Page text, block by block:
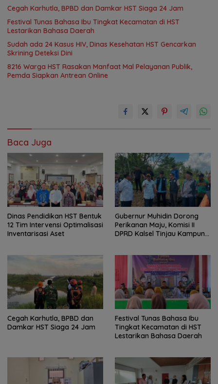
Cegah Karhutla, BPBD dan Damkar HST Siaga 24 Jam
Festival Tunas Bahasa Ibu Tingkat Kecamatan di HST
Lestarikan Bahasa Daerah
Sudah ada 24 Kasus HIV, Dinas Kesehatan HST Gencarkan
Skrining Deteksi Dini
8216 Warga HST Rasakan Manfaat Mal Pelayanan Publik,
Pemda Siapkan Antrean Online
Baca Juga
Dinas Pendidikan HST Bentuk
12 Tim Intervensi Optimalisasi
Inventarisasi Aset
Gubernur Muhidin Dorong
Perikanan Maju, Komisi II
DPRD Kalsel Tinjau Kampung
Cegah Karhutla, BPBD dan
Damkar HST Siaga 24 Jam
Festival Tunas Bahasa Ibu
Tingkat Kecamatan di HST
Lestarikan Bahasa Daerah